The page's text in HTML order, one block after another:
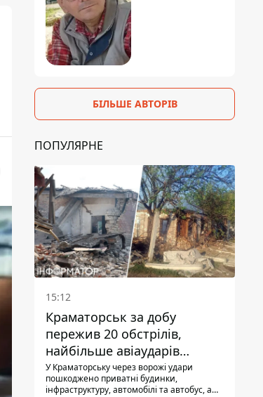
БІЛЬШЕ АВТОРІВ
ПОПУЛЯРНЕ
15:12
Краматорськ за добу
пережив 20 обстрілів,
найбільше авіаударів
КАБ-250
У Краматорську через ворожі удари
пошкоджено приватні будинки,
інфраструктуру, автомобілі та автобус, а